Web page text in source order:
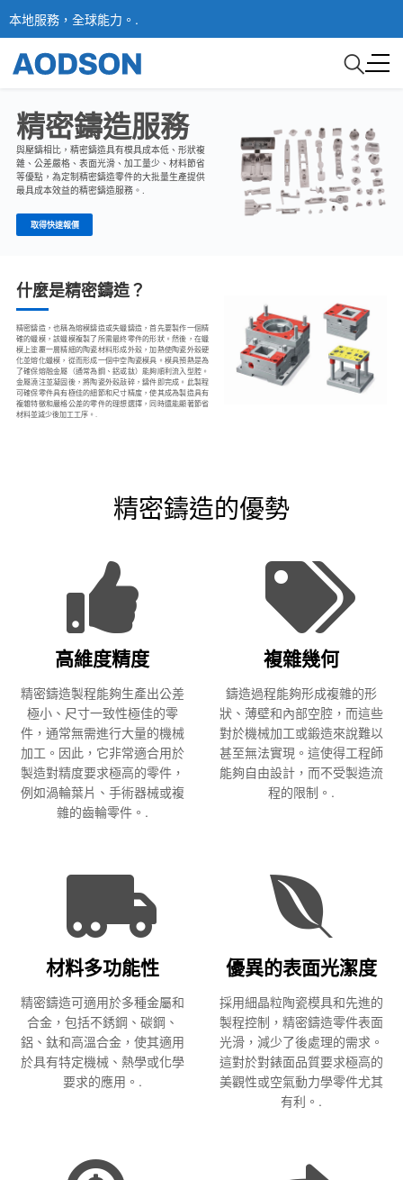
本地服務，全球能力。.
精密鑄造服務
與壓鑄相比，精密鑄造具有模具成本低、形狀複
雜、公差嚴格、表面光滑、加工量少、材料節省
等優點，為定制精密鑄造零件的大批量生產提供
最具成本效益的精密鑄造服務。.
取得快速報價
什麼是精密鑄造？
精密鑄造，也稱為熔模鑄造或失蠟鑄造，首先要製作一個精
確的蠟模，該蠟模複製了所需最終零件的形狀。然後，在蠟
模上塗覆一層精細的陶瓷材料形成外殼，加熱使陶瓷外殼硬
化並熔化蠟模，從而形成一個中空陶瓷模具。模具預熱是為
了確保熔融金屬（通常為鋼、鋁或鈦）能夠順利流入型腔。
金屬澆注並凝固後，將陶瓷外殼敲碎，鑄件即完成。此製程
可確保零件具有極佳的細節和尺寸精度，使其成為製造具有
複雜特徵和嚴格公差的零件的理想選擇，同時還能顯著節省
材料並減少後加工工序。.
精密鑄造的優勢
高維度精度
精密鑄造製程能夠生產出公差
極小、尺寸一致性極佳的零
件，通常無需進行大量的機械
加工。因此，它非常適合用於
製造對精度要求極高的零件，
例如渦輪葉片、手術器械或複
雜的齒輪零件。.
複雜幾何
鑄造過程能夠形成複雜的形
狀、薄壁和內部空腔，而這些
對於機械加工或鍛造來說難以
甚至無法實現。這使得工程師
能夠自由設計，而不受製造流
程的限制。.
材料多功能性
精密鑄造可適用於多種金屬和
合金，包括不銹鋼、碳鋼、
鋁、鈦和高溫合金，使其適用
於具有特定機械、熱學或化學
要求的應用。.
優異的表面光潔度
採用細晶粒陶瓷模具和先進的
製程控制，精密鑄造零件表面
光滑，減少了後處理的需求。
這對於對錶面品質要求極高的
美觀性或空氣動力學零件尤其
有利。.